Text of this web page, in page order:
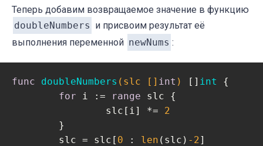
Теперь добавим возвращаемое значение в функцию
doubleNumbers и присвоим результат её
выполнения переменной newNums :
func doubleNumbers (slc [] int ) [] int
{
for i := range slc {
		slc[i] *=
2
	slc = slc[
0 : len (slc) -2]